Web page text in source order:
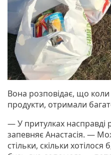
Вона розповідає, що коли
продукти, отримали
— У притулках насправді
запевняє Анастасія. —
стільки, скільки